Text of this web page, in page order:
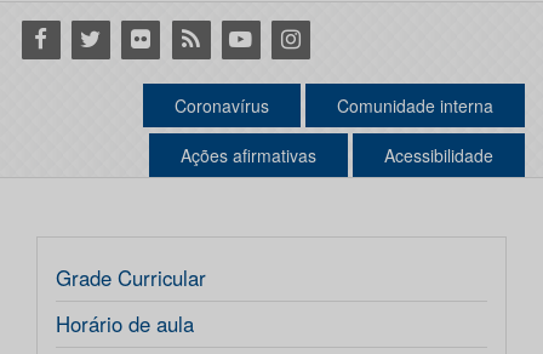
Facebook
Twitter Flickr RSS YoutubeInstagram
Coronavírus Comunidade interna
Ações afirmativas Acessibilidade
Grade Curricular
Horário de aula